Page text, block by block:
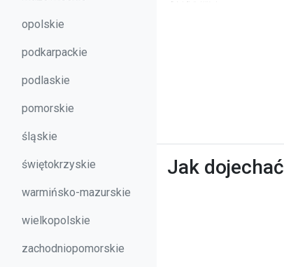
opolskie
podkarpackie
podlaskie
pomorskie
śląskie
świętokrzyskie
warmińsko-mazurskie
wielkopolskie
zachodniopomorskie
Jak dojechać